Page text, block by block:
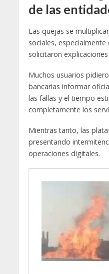
de las
Las quejas se
sociales, especialmente
solicitaron
Muchos usuarios
bancarias informar
las fallas y el tiempo
completamente los
Mientras tanto, las
presentando
operaciones digitales.